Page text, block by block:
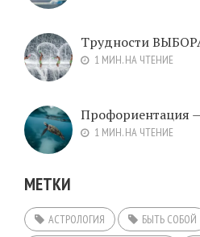
Трудности
1 МИН. НА ЧТЕНИЕ
Профориентация
1 МИН. НА ЧТЕНИЕ
МЕТКИ
АСТРОЛОГИЯ БЫТЬ СОБОЙ